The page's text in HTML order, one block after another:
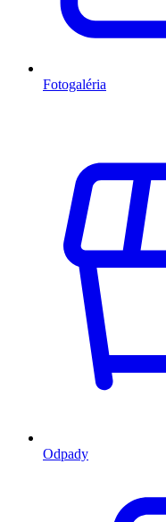
Fotogaléria
Odpady